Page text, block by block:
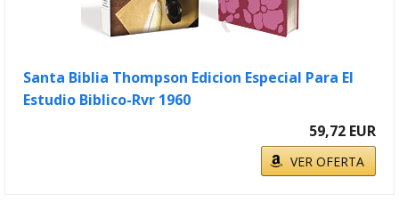
Santa Biblia Thompson Edicion Especial Para El
Estudio Biblico-Rvr 1960
59,72 EUR
VER OFERTA